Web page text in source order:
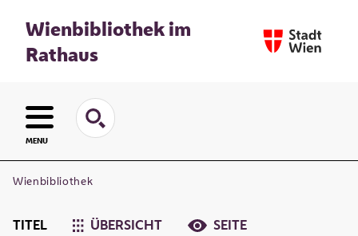
Wienbibliothek im
Rathaus
MENU
Wienbibliothek
TITEL ÜBERSICHT SEITE